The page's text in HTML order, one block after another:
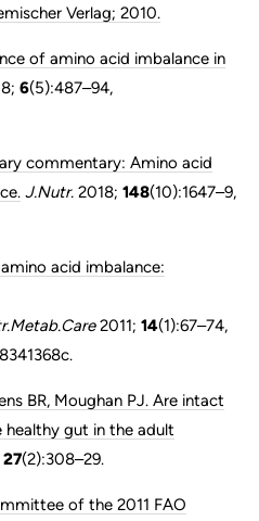
Verlag; 2010.
of amino acid imbalance in
6(5):487–94,
commentary: Amino acid
J.Nutr. 2018; 148(10):1647–9,
acid imbalance:
2011; 14(1):67–74,
BR, Moughan PJ. Are intact
gut in the adult
27(2):308–29.
of the 2011 FAO